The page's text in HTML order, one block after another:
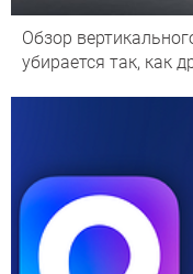
Обзор
убирается так, как